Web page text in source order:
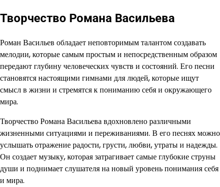
Творчество Романа Васильева
Роман Васильев обладает неповторимым талантом создавать
мелодии, которые самым простым и непосредственным образом
передают глубину человеческих чувств и состояний. Его песни
становятся настоящими гимнами для людей, которые ищут
смысл в жизни и стремятся к пониманию себя и окружающего
мира.
Творчество Романа Васильева вдохновлено различными
жизненными ситуациями и переживаниями. В его песнях можно
услышать отражение радости, грусти, любви, утраты и надежды.
Он создает музыку, которая затрагивает самые глубокие струны
души и поднимает слушателя на новый уровень понимания себя
и мира.